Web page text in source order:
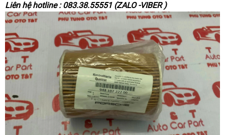
Liên hệ hotline : 083.38.55551 (ZALO -VIBER )